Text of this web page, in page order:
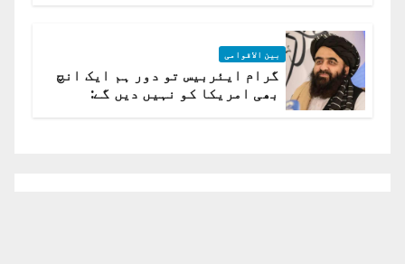
بین الاقوامی
گرام ایئربیس تو دور ہم ایک انچ
بھی امریکا کو نہیں دیں گے: